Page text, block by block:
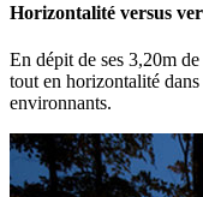
Horizontalité versus
En dépit de ses 3,20m
tout en horizontalité
environnants.